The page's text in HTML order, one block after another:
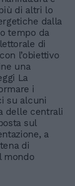
di altri lo
dalla
tempo da
di
l’obiettivo
una
La
i
su alcuni
delle centrali
sul
a
di
mondo